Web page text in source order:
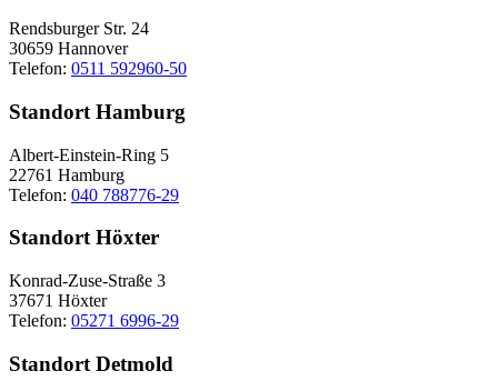
Rendsburger Str. 24
30659 Hannover
Telefon: 0511 592960-50
Standort Hamburg
Albert-Einstein-Ring 5
22761 Hamburg
Telefon: 040 788776-29
Standort Höxter
Konrad-Zuse-Straße 3
37671 Höxter
Telefon: 05271 6996-29
Standort Detmold